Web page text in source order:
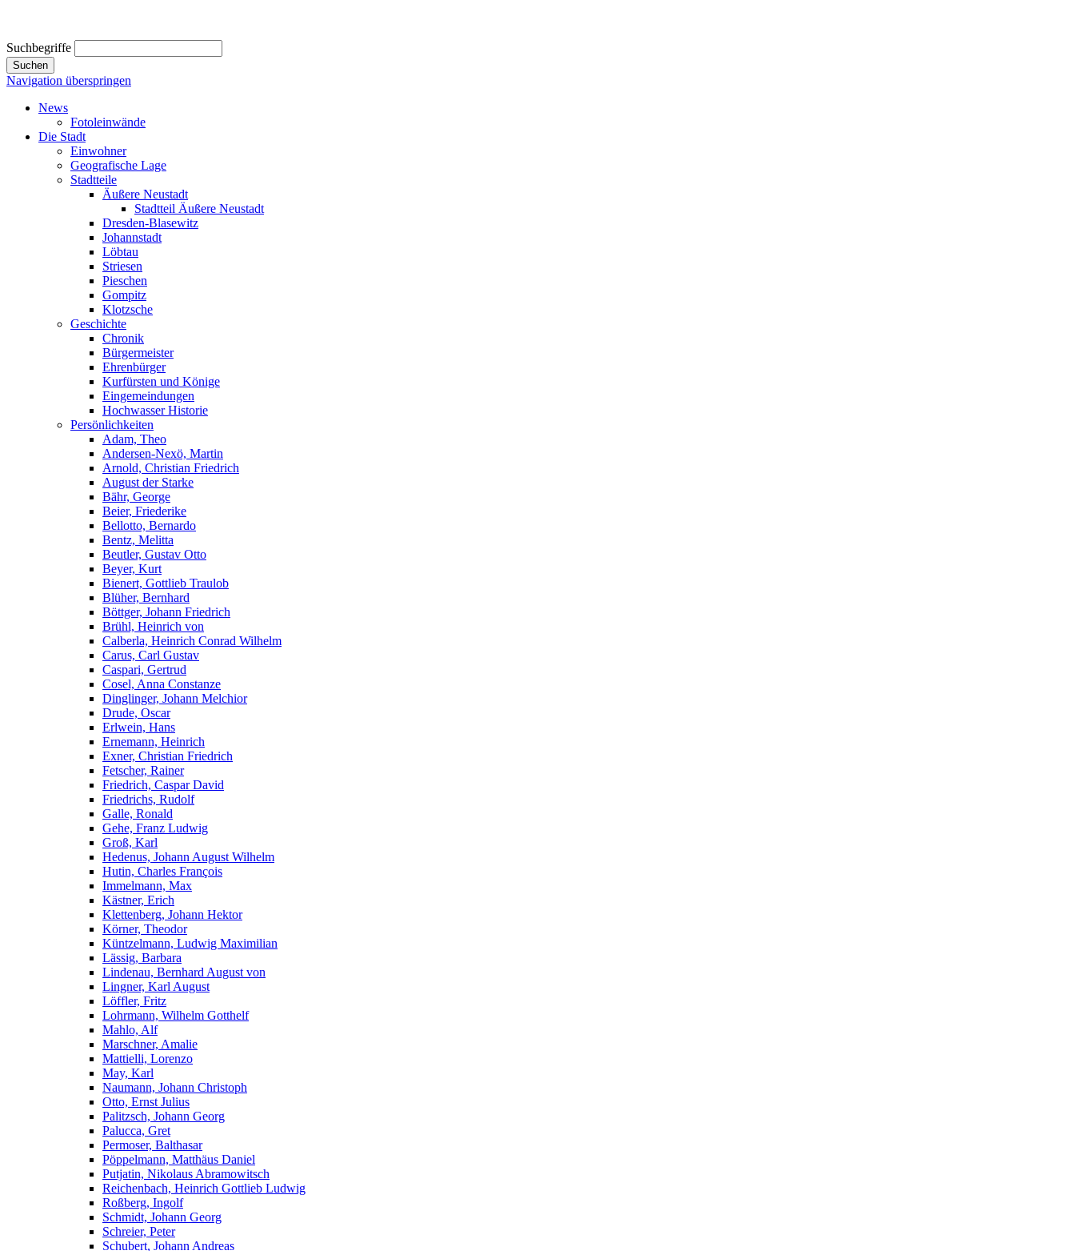
Suchbegriffe
Suchen
Navigation überspringen
News
Fotoleinwände
Die Stadt
Einwohner
Geografische Lage
Stadtteile
Äußere Neustadt
Stadtteil Äußere Neustadt
Dresden-Blasewitz
Johannstadt
Löbtau
Striesen
Pieschen
Gompitz
Klotzsche
Geschichte
Chronik
Bürgermeister
Ehrenbürger
Kurfürsten und Könige
Eingemeindungen
Hochwasser Historie
Persönlichkeiten
Adam, Theo
Andersen-Nexö, Martin
Arnold, Christian Friedrich
August der Starke
Bähr, George
Beier, Friederike
Bellotto, Bernardo
Bentz, Melitta
Beutler, Gustav Otto
Beyer, Kurt
Bienert, Gottlieb Traulob
Blüher, Bernhard
Böttger, Johann Friedrich
Brühl, Heinrich von
Calberla, Heinrich Conrad Wilhelm
Carus, Carl Gustav
Caspari, Gertrud
Cosel, Anna Constanze
Dinglinger, Johann Melchior
Drude, Oscar
Erlwein, Hans
Ernemann, Heinrich
Exner, Christian Friedrich
Fetscher, Rainer
Friedrich, Caspar David
Friedrichs, Rudolf
Galle, Ronald
Gehe, Franz Ludwig
Groß, Karl
Hedenus, Johann August Wilhelm
Hutin, Charles François
Immelmann, Max
Kästner, Erich
Klettenberg, Johann Hektor
Körner, Theodor
Küntzelmann, Ludwig Maximilian
Lässig, Barbara
Lindenau, Bernhard August von
Lingner, Karl August
Löffler, Fritz
Lohrmann, Wilhelm Gotthelf
Mahlo, Alf
Marschner, Amalie
Mattielli, Lorenzo
May, Karl
Naumann, Johann Christoph
Otto, Ernst Julius
Palitzsch, Johann Georg
Palucca, Gret
Permoser, Balthasar
Pöppelmann, Matthäus Daniel
Putjatin, Nikolaus Abramowitsch
Reichenbach, Heinrich Gottlieb Ludwig
Roßberg, Ingolf
Schmidt, Johann Georg
Schreier, Peter
Schubert, Johann Andreas